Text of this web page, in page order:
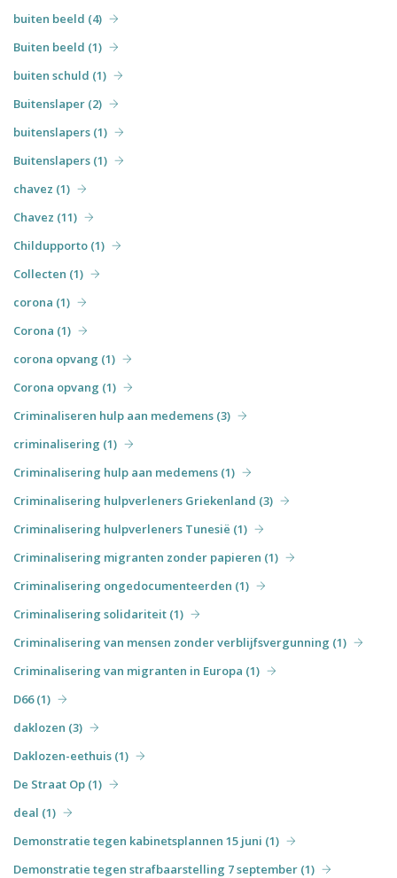
buiten beeld (4)
Buiten beeld (1)
buiten schuld (1)
Buitenslaper (2)
buitenslapers (1)
Buitenslapers (1)
chavez (1)
Chavez (11)
Childupporto (1)
Collecten (1)
corona (1)
Corona (1)
corona opvang (1)
Corona opvang (1)
Criminaliseren hulp aan medemens (3)
criminalisering (1)
Criminalisering hulp aan medemens (1)
Criminalisering hulpverleners Griekenland (3)
Criminalisering hulpverleners Tunesië (1)
Criminalisering migranten zonder papieren (1)
Criminalisering ongedocumenteerden (1)
Criminalisering solidariteit (1)
Criminalisering van mensen zonder verblijfsvergunning (1)
Criminalisering van migranten in Europa (1)
D66 (1)
daklozen (3)
Daklozen-eethuis (1)
De Straat Op (1)
deal (1)
Demonstratie tegen kabinetsplannen 15 juni (1)
Demonstratie tegen strafbaarstelling 7 september (1)